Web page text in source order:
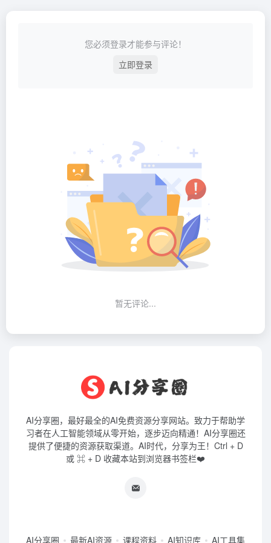
您必须登录才能参与评论！
立即登录
暂无评论...
AI分享圈，最好最全的AI免费资源分享网站。致力于帮助学
习者在人工智能领域从零开始，逐步迈向精通！AI分享圈还
提供了便捷的资源获取渠道。AI时代，分享为王！Ctrl + D
或 ⌘ + D 收藏本站到浏览器书签栏❤️
AI分享圈 最新AI资源 课程资料 AI知识库 AI工具集